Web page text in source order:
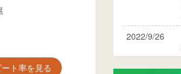
ート率を見る
2022/9/26